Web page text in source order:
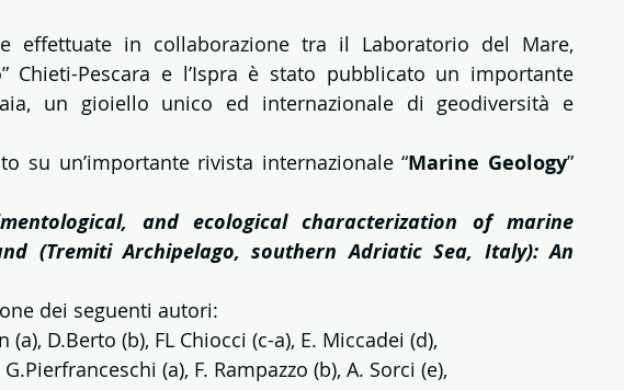
effettuate in collaborazione tra il Laboratorio del Mare,
Chieti-Pescara e l’Ispra è stato pubblicato un importante
un gioiello unico ed internazionale di geodiversità e
su un’importante rivista internazionale “Marine Geology”
and ecological characterization of marine
(Tremiti Archipelago, southern Adriatic Sea, Italy): An
dei seguenti autori:
(a), D.Berto (b), FL Chiocci (c-a), E. Miccadei (d),
(a), F. Rampazzo (b), A. Sorci (e),